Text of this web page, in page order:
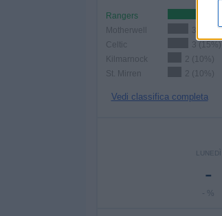
Rangers
Motherwell
3 (15%)
Celtic
3 (15%)
Kilmarnock
2 (10%)
St. Mirren
2 (10%)
Vedi classifica completa
LUNEDÌ
-
- %